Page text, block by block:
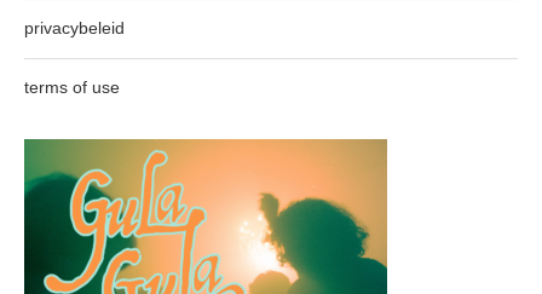
privacybeleid
terms of use